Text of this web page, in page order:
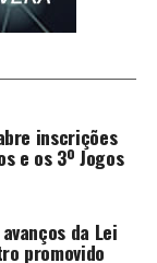
inscrições
e os 3º Jogos
da Lei
promovido